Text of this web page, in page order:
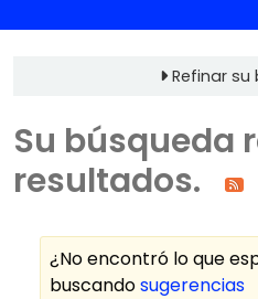
Refinar
Su búsqueda
resultados.
¿No encontró lo que
buscandosugerencias